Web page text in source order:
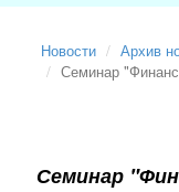
Новости
Архив
Семинар
Семинар